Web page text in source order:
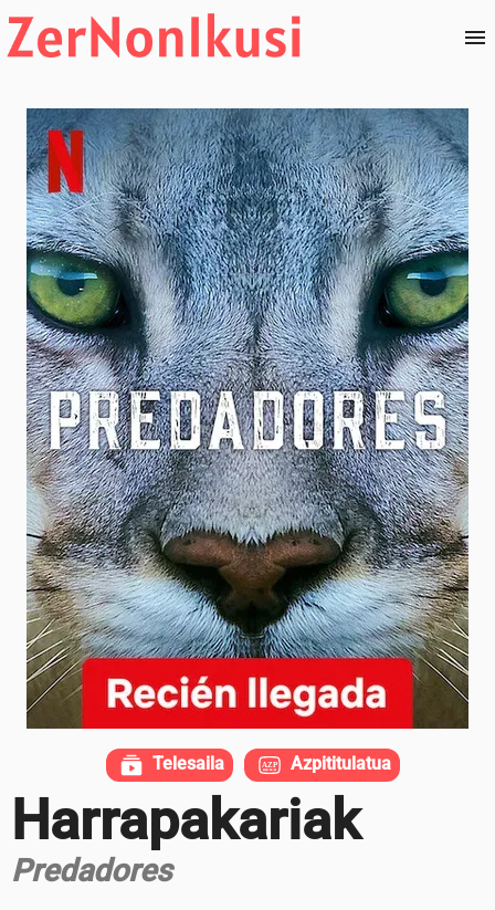
Harrapakariak
Predadores
Telesaila Azpititulatua